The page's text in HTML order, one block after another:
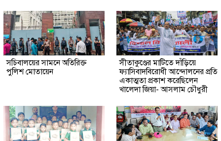
সচিবালয়ের সামনে অতিরিক্ত
পুলিশ মোতায়েন
সীতাকুণ্ডের মাটিতে দাঁড়িয়ে
ফ্যাসিবাদবিরোধী আন্দোলনের প্রতি
একাত্মতা প্রকাশ করেছিলেন
খালেদা জিয়া- আসলাম চৌধুরী